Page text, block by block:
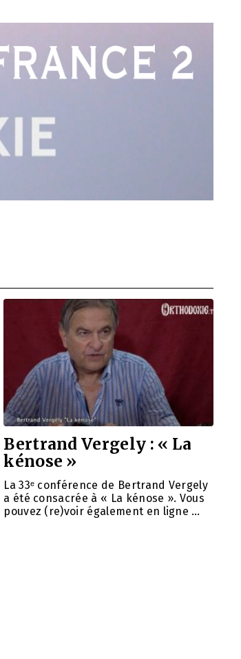
Bertrand Vergely : « La
kénose »
La 33ᵉ conférence de Bertrand Vergely
a été consacrée à « La kénose ». Vous
pouvez (re)voir également en ligne …